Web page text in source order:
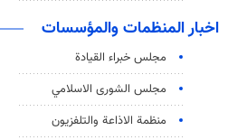
اخبار المنظمات والمؤسسات
مجلس خبراء القيادة
مجلس الشورى الاسلامي
منظمة الاذاعة والتلفزیون